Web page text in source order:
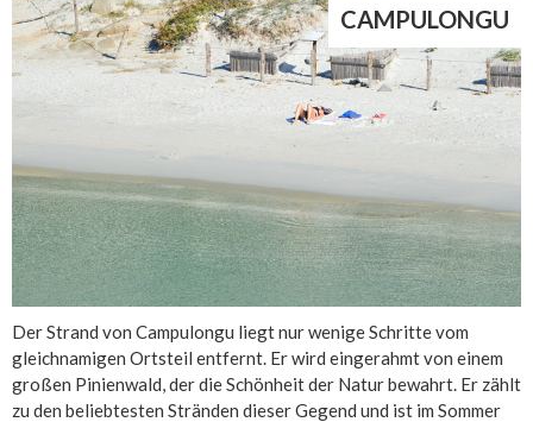
CAMPULONGU
Der Strand von Campulongu liegt nur wenige Schritte vom
gleichnamigen Ortsteil entfernt. Er wird eingerahmt von einem
großen Pinienwald, der die Schönheit der Natur bewahrt. Er zählt
zu den beliebtesten Stränden dieser Gegend und ist im Sommer